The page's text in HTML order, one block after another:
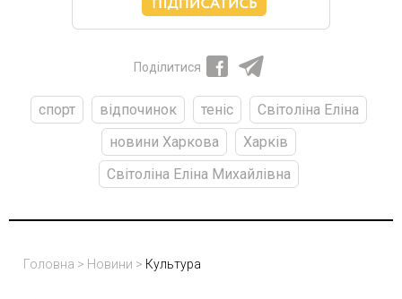
Поділитися
спорт відпочинок теніс
Світоліна Еліна
новини Харкова
Харків
Світоліна Еліна Михайлівна
Головна > Новини > Культура